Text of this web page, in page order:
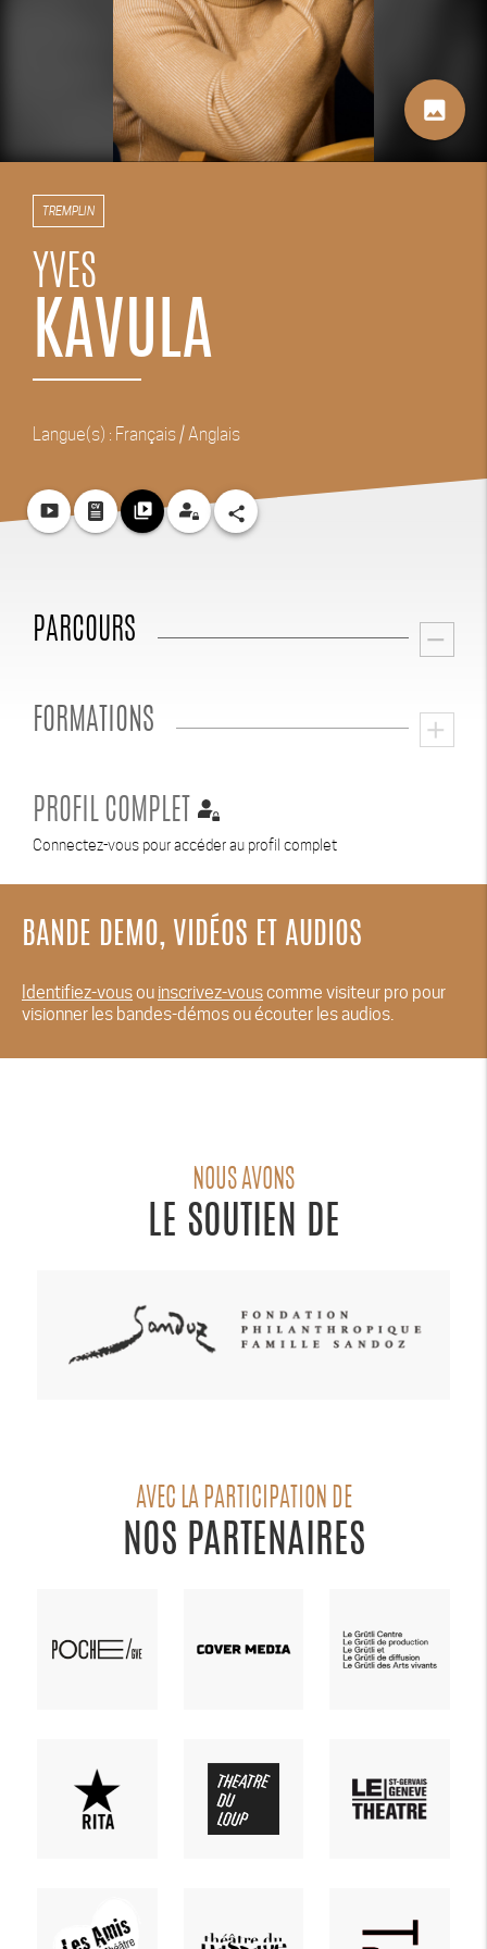
image
TREMPLIN
YVES
KAVULA
Langue(s) : Français / Anglais
smart_display video_library share
PARCOURS remove
FORMATIONS add
PROFIL COMPLET
Connectez-vous pour accéder au profil complet
BANDE DEMO, VIDÉOS ET AUDIOS
Identifiez-vousou inscrivez-vouscomme visiteur pro pour
visionner les bandes-démos ou écouter les audios.
NOUS AVONS
LE SOUTIEN DE
AVEC LA PARTICIPATION DE
NOS PARTENAIRES